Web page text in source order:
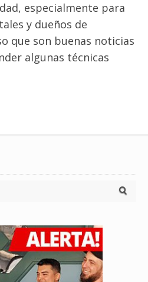
especialmente para
y dueños de
que son buenas noticias
algunas técnicas